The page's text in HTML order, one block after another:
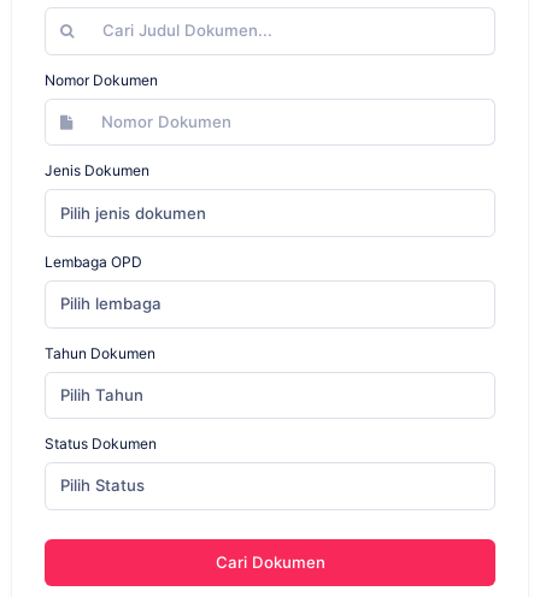
Nomor Dokumen
Jenis Dokumen
Pilih jenis dokumen
Lembaga OPD
Pilih lembaga
Tahun Dokumen
Pilih Tahun
Status Dokumen
Pilih Status
Cari Dokumen